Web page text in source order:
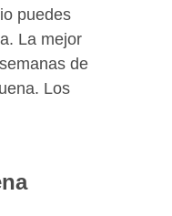
puedes
La mejor
de
Los